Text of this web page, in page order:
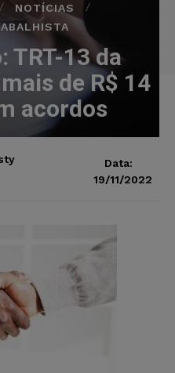
NOTÍCIAS
TRT-13 da
de R$ 14
acordos
Data:
19/11/2022